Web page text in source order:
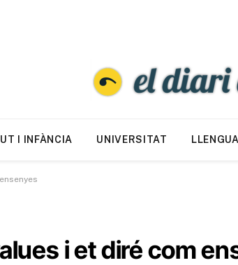
I INFÀNCIA UNIVERSITAT
i et diré com